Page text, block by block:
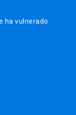
ha vulnerado